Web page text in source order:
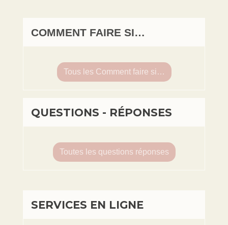
COMMENT FAIRE SI…
Tous les Comment faire si…
QUESTIONS - RÉPONSES
Toutes les questions réponses
SERVICES EN LIGNE